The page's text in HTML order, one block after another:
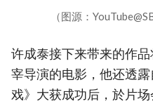
（图源：
许成泰接下来带来的作
宰导演的电影，他还透
戏》大获成功后，於片